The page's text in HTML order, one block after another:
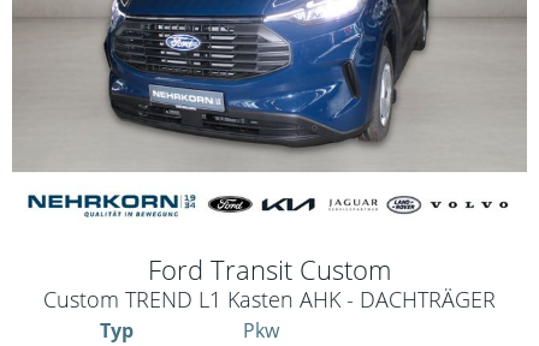
Ford Transit Custom
Custom TREND L1 Kasten AHK - DACHTRÄGER
Typ
Pkw